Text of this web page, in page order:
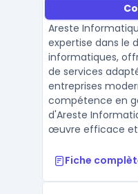
Areste
expertise dans le
informatiques,
de services
entreprises
compétence en
d'Areste
œuvre efficace et
Fiche